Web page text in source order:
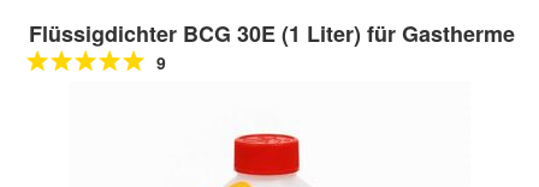
Flüssigdichter BCG 30E (1 Liter) für Gastherme
9